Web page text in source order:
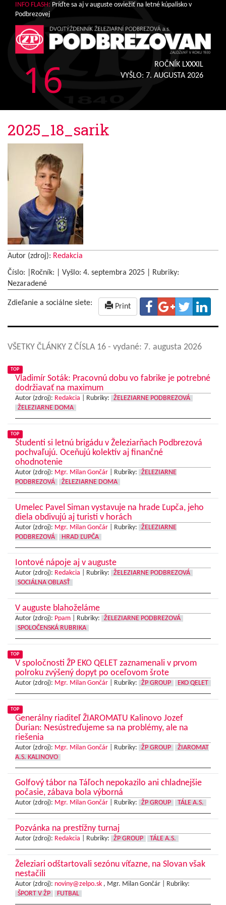
INFO FLASH: Príďte sa aj v auguste osviežiť na letné kúpalisko v
Podbrezovej
16
ROČNÍK LXXXIL
VYŠLO: 7. AUGUSTA 2026
2025_18_sarik
Autor (zdroj): Redakcia
Číslo: |Ročník: | Vyšlo: 4. septembra 2025
Rubriky:
Nezaradené
Zdieľanie a sociálne siete: Print
VŠETKY ČLÁNKY Z ČÍSLA 16 - vydané: 7. augusta 2026
TOP
Vladimír Soták: Pracovnú dobu vo fabrike je potrebné
dodržiavať na maximum
Autor (zdroj): Redakcia Rubriky:
ŽELEZIARNE PODBREZOVÁ
ŽELEZIARNE DOMA
TOP
Študenti si letnú brigádu v Železiarňach Podbrezová
pochvaľujú. Oceňujú kolektív aj finančné
ohodnotenie
Autor (zdroj): Mgr. Milan Gončár Rubriky:
ŽELEZIARNE
PODBREZOVÁ
ŽELEZIARNE DOMA
Umelec Pavel Siman vystavuje na hrade Ľupča, jeho
diela obdivujú aj turisti v horách
Autor (zdroj): Mgr. Milan Gončár Rubriky:
ŽELEZIARNE
PODBREZOVÁ
HRAD ĽUPČA
Iontové nápoje aj v auguste
Autor (zdroj): Redakcia Rubriky:
ŽELEZIARNE PODBREZOVÁ
SOCIÁLNA OBLASŤ
V auguste blahoželáme
Autor (zdroj): Ppam Rubriky:
ŽELEZIARNE PODBREZOVÁ
SPOLOČENSKÁ RUBRIKA
TOP
V spoločnosti ŽP EKO QELET zaznamenali v prvom
polroku zvýšený dopyt po oceľovom šrote
Autor (zdroj): Mgr. Milan Gončár Rubriky: ŽP GROUP EKO QELET
TOP
Generálny riaditeľ ŽIAROMATU Kalinovo Jozef
Ďurian: Nesústreďujeme sa na problémy, ale na
riešenia
Autor (zdroj): Mgr. Milan Gončár Rubriky: ŽP GROUP
ŽIAROMAT
A.S. KALINOVO
Golfový tábor na Táľoch nepokazilo ani chladnejšie
počasie, zábava bola výborná
Autor (zdroj): Mgr. Milan Gončár Rubriky: ŽP GROUP TÁLE A.S.
Pozvánka na prestížny turnaj
Autor (zdroj): Redakcia Rubriky: ŽP GROUP TÁLE A.S.
Železiari odštartovali sezónu víťazne, na Slovan však
nestačili
Autor (zdroj): noviny@zelpo.sk , Mgr. Milan Gončár |
Rubriky:
ŠPORT V ŽP
FUTBAL